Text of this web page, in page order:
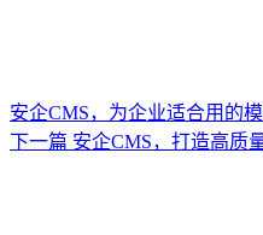
安企CMS，为企业适合用的
下一篇 安企CMS，打造高质